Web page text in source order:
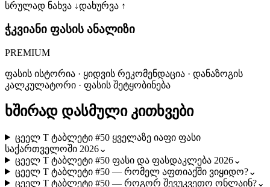
სრულად ნახვა ↓დახურვა ↑
ჭკვიანი ფასის ანალიზი
PREMIUM
ფასის ისტორია · ყიდვის რეკომენდაცია · დანაზოგის
კალკულატორი · ფასის შეტყობინება
ხშირად დასმული კითხვები
ცეელ T ტაბლეტი #50 ყველაზე იაფი ფასი
საქართველოში 2026⌄
ცეელ T ტაბლეტი #50 ფასი და ფასდაკლება 2026⌄
ცეელ T ტაბლეტი #50 — რომელ აფთიაქში ვიყიდო?⌄
ცეელ T ტაბლეტი #50 — როგორ შევუკვეთო ონლაინ?⌄